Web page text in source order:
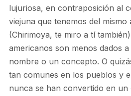
lujuriosa, en contraposición al
viejuna que tenemos del mismo
(Chirimoya, te miro a tí
americanos son menos dados
nombre o un concepto. O
tan comunes en los pueblos y
nunca se han convertido en